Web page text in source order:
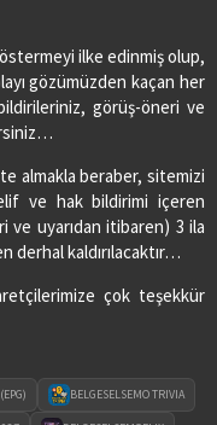
ilke edinmiş olup,
gözümüzden kaçan her
görüş-öneri ve
almakla beraber, sitemizi
ve hak bildirimi içeren
uyarıdan itibaren) 3 ila
derhal kaldırılacaktır…
çok teşekkür
BELGESELSEMO TRIVIA